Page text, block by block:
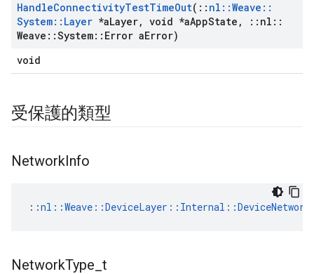
HandleConnectivityTestTimeOut( :: nl ::Weave ::
System:: Layer *aLayer, void *aAppState , :: nl ::
Weave ::System:: Error aError)
void
受保護的類型
NetworkInfo
::
NetworkType t